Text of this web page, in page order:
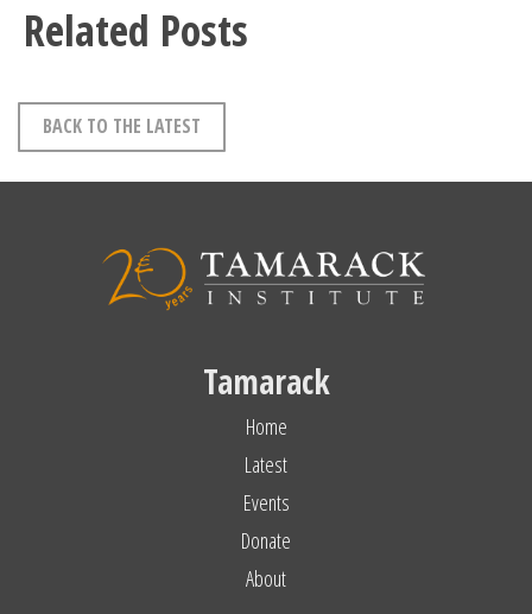
Related Posts
BACK TO THE LATEST
Tamarack
Home
Latest
Events
Donate
About